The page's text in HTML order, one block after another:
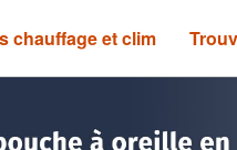
chauffage et clim